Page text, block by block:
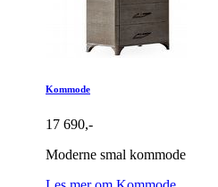
Kommode
17 690,-
Moderne smal kommode